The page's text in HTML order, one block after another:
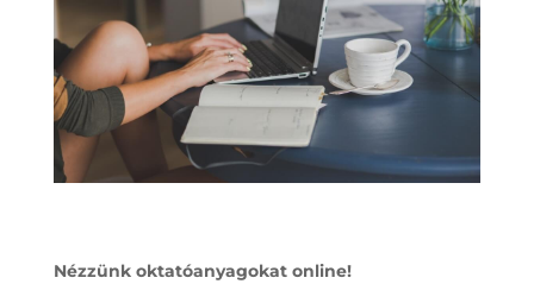
Nézzünk oktatóanyagokat online!